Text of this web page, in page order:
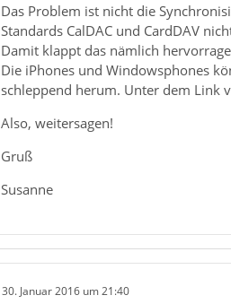
Das Problem ist nicht die
Standards CalDAC und CardDAV
Damit klappt das nämlich
Die iPhones und Windowsphones
schleppend herum. Unter dem Link
Also, weitersagen!
Gruß
Susanne
30. Januar 2016 um 21:40